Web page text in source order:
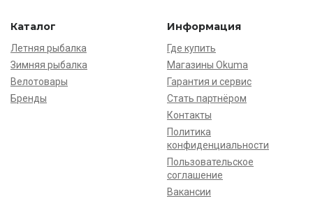
Каталог
Летняя рыбалка
Зимняя рыбалка
Велотовары
Бренды
Информация
Где купить
Магазины Okuma
Гарантия и сервис
Стать партнёром
Контакты
Политика
конфиденциальности
Пользовательское
соглашение
Вакансии